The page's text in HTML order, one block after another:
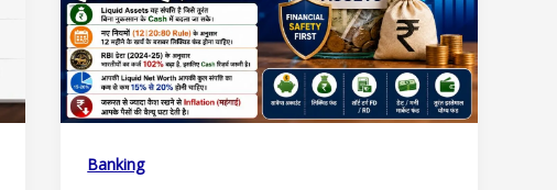
Banking